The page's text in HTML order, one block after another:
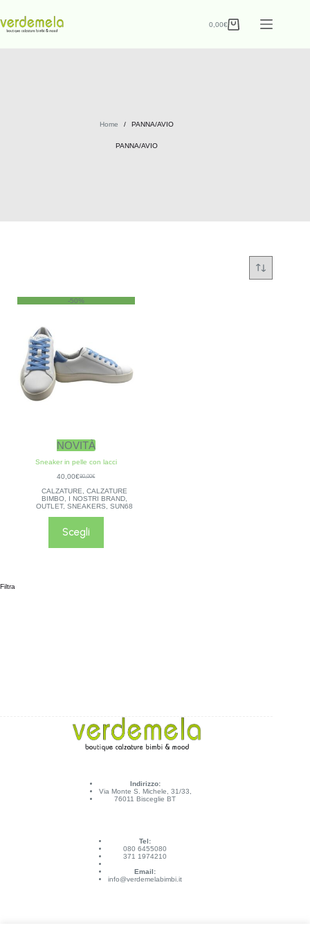
0,00€
Home / PANNA/AVIO
PANNA/AVIO
-50%
NOVITÀ
Sneaker in pelle con lacci
80,00€
40,00€
CALZATURE
,CALZATURE
BIMBO
I NOSTRI BRAND
OUTLET,SNEAKERS ,SUN68
Scegli
Filtra
Indirizzo:
Via Monte S. Michele, 31/33,
76011 Bisceglie BT
Tel:
080 6455080
371 1974210
Email:
info@verdemelabimbi.it